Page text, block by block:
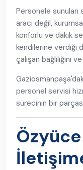
Personele sunulan
aracı değil,
konforlu ve dakik
kendilerine verdiği
çalışan
personel servisi
sürecinin bir